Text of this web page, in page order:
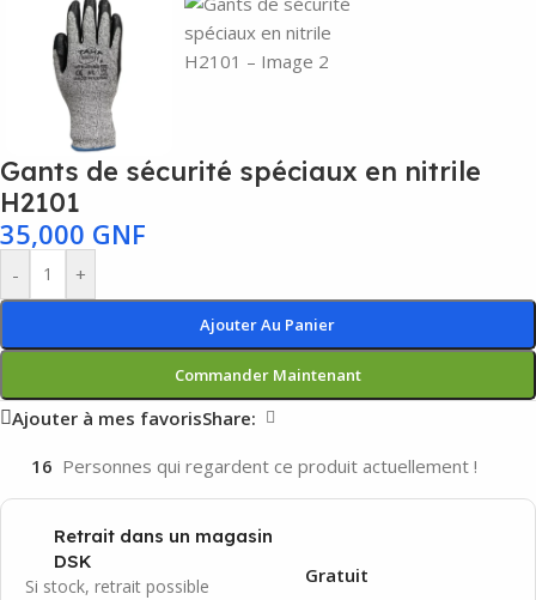
Gants de sécurité spéciaux en nitrile
H2101
35,000 GNF
- +
Ajouter Au Panier
Commander Maintenant
Ajouter à mes favorisShare:
16 Personnes qui regardent ce produit actuellement !
Retrait dans un magasin
DSK
Si stock, retrait possible
Gratuit